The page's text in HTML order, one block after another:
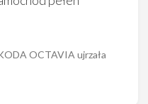
OCTAVIA ujrzała